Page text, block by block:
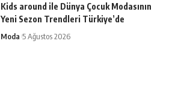
Kids around ile Dünya Çocuk Modasının
Yeni Sezon Trendleri Türkiye’de
Moda 5 Ağustos 2026